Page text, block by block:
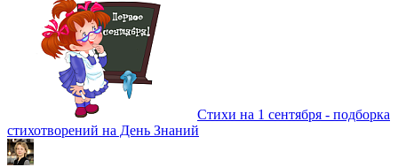
Стихи на 1 сентября - подборка
стихотворений на День Знаний